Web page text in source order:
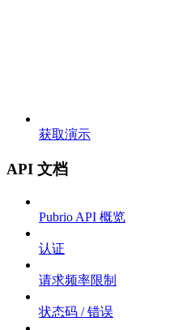
获取演示
API 文档
Pubrio API 概览
认证
请求频率限制
状态码 / 错误